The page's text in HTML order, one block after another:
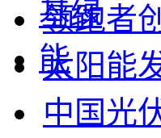
领跑者
太阳能
中国光